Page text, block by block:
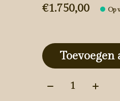
€1.750,00 Op
Aantal: